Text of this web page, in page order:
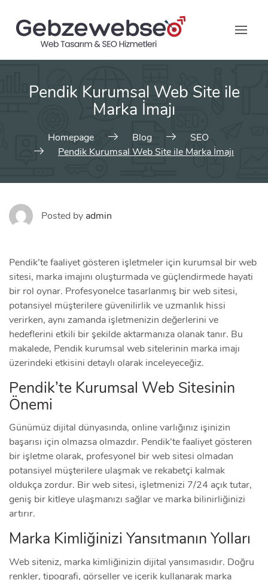
content
Pendik Kurumsal Web Site ile
Marka İmajı
Homepage Blog
SEO
Pendik Kurumsal Web Site ile Marka İmajı
Posted by admin
Pendik’te faaliyet gösteren işletmeler için kurumsal bir web
sitesi, marka imajını oluşturmada ve güçlendirmede hayati
bir rol oynar. Profesyonelce tasarlanmış bir web sitesi,
potansiyel müşterilere güvenilirlik ve uzmanlık hissi
verirken, aynı zamanda işletmenizin değerlerini ve
hedeflerini etkili bir şekilde aktarmanıza olanak tanır. Bu
makalede, Pendik kurumsal web sitelerinin marka imajı
üzerindeki etkisini detaylı olarak inceleyeceğiz.
Pendik’te Kurumsal Web Sitesinin
Önemi
Günümüz dijital dünyasında, online varlığınız işinizin
başarısı için olmazsa olmazdır. Pendik’te faaliyet gösteren
bir işletme olarak, profesyonel bir web sitesi olmadan
potansiyel müşterilere ulaşmak ve rekabetçi kalmak
oldukça zordur. Bir web sitesi, işletmenizi 7/24 açık tutar,
geniş bir kitleye ulaşmanızı sağlar ve marka bilinirliğinizi
artırır.
Marka Kimliğinizi Yansıtmanın Yolları
Web siteniz, marka kimliğinizin dijital yansımasıdır. Doğru
renkler, tipografi, görseller ve içerik kullanarak marka